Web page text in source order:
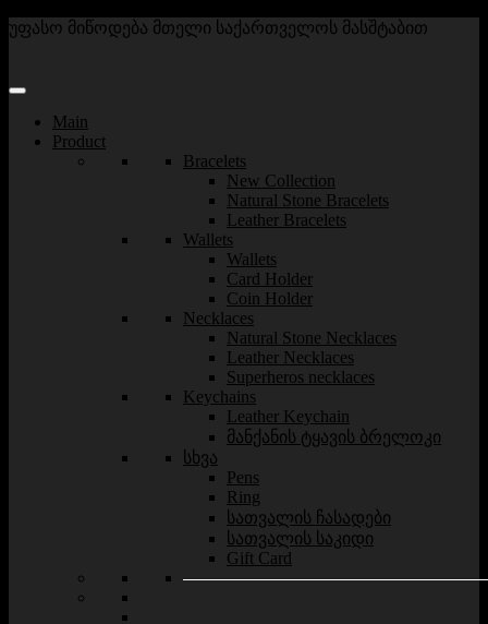
უფასო მიწოდება მთელი საქართველოს მასშტაბით
Main
Product
Bracelets
New Collection
Natural Stone Bracelets
Leather Bracelets
Wallets
Wallets
Card Holder
Coin Holder
Necklaces
Natural Stone Necklaces
Leather Necklaces
Superheros necklaces
Keychains
Leather Keychain
მანქანის ტყავის ბრელოკი
სხვა
Pens
Ring
სათვალის ჩასადები
სათვალის საკიდი
Gift Card